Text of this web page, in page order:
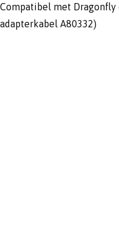
Compatibel met
adapterkabel A80332)